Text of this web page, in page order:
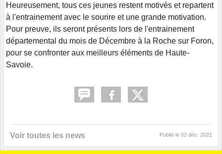
Heureusement, tous ces jeunes restent motivés et repartent
à l'entrainement avec le sourire et une grande motivation.
Pour preuve, ils seront présents lors de l'entrainement
départemental du mois de Décembre à la Roche sur Foron,
pour se confronter aux meilleurs éléments de Haute-
Savoie.
Voir toutes les news Publié le 02 déc. 2021